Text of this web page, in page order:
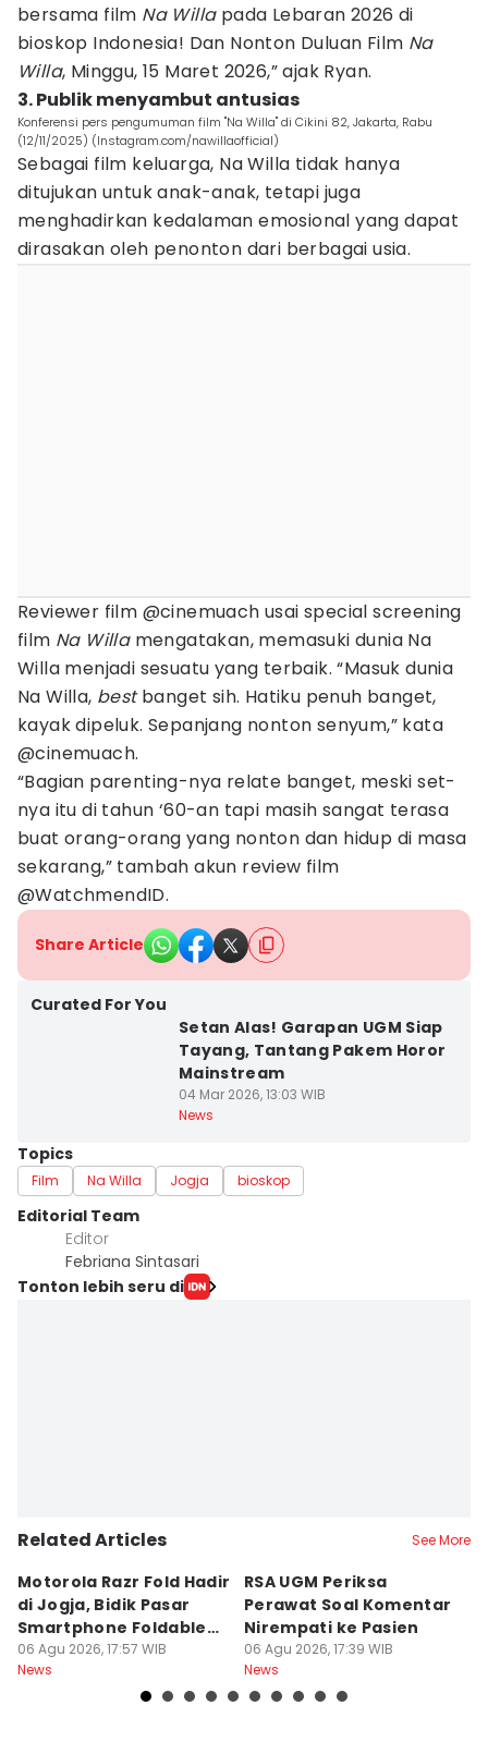
bersama film Na Willa pada Lebaran 2026 di
bioskop Indonesia! Dan Nonton Duluan Film Na
Willa, Minggu, 15 Maret 2026,” ajak Ryan.
3. Publik menyambut antusias
Konferensi pers pengumuman film "Na Willa" di Cikini 82, Jakarta, Rabu
(12/11/2025) (Instagram.com/nawillaofficial)
Sebagai film keluarga, Na Willa tidak hanya
ditujukan untuk anak-anak, tetapi juga
menghadirkan kedalaman emosional yang dapat
dirasakan oleh penonton dari berbagai usia.
Reviewer film @cinemuach usai special screening
film Na Willamengatakan, memasuki dunia Na
Willa menjadi sesuatu yang terbaik. “Masuk dunia
Na Willa, bestbanget sih. Hatiku penuh banget,
kayak dipeluk. Sepanjang nonton senyum,” kata
@cinemuach.
“Bagian parenting-nya relate banget, meski set-
nya itu di tahun ‘60-an tapi masih sangat terasa
buat orang-orang yang nonton dan hidup di masa
sekarang,” tambah akun review film
@WatchmendID.
Share Article
Curated For You
Setan Alas! Garapan UGM Siap
Tayang, Tantang Pakem Horor
Mainstream
04 Mar 2026, 13:03 WIB
News
Topics
Film Na Willa Jogja bioskop
Editorial Team
Editor
Febriana Sintasari
Tonton lebih seru di
Related Articles See More
Motorola Razr Fold Hadir
di Jogja, Bidik Pasar
Smartphone Foldable
Premium
06 Agu 2026, 17:57 WIB
News
RSA UGM Periksa
Perawat Soal Komentar
Nirempati ke Pasien
06 Agu 2026, 17:39 WIB
News